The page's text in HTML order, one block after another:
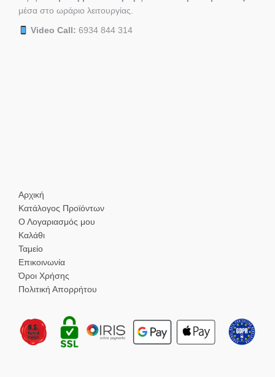
μέσα στο ωράριο λειτουργίας.
Video Call: 6934 844 314
Αρχική
Κατάλογος Προϊόντων
Ο Λογαριασμός μου
Καλάθι
Ταμείο
Επικοινωνία
Όροι Χρήσης
Πολιτική Απορρήτου